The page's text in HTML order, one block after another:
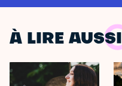
À LIRE AUSSI